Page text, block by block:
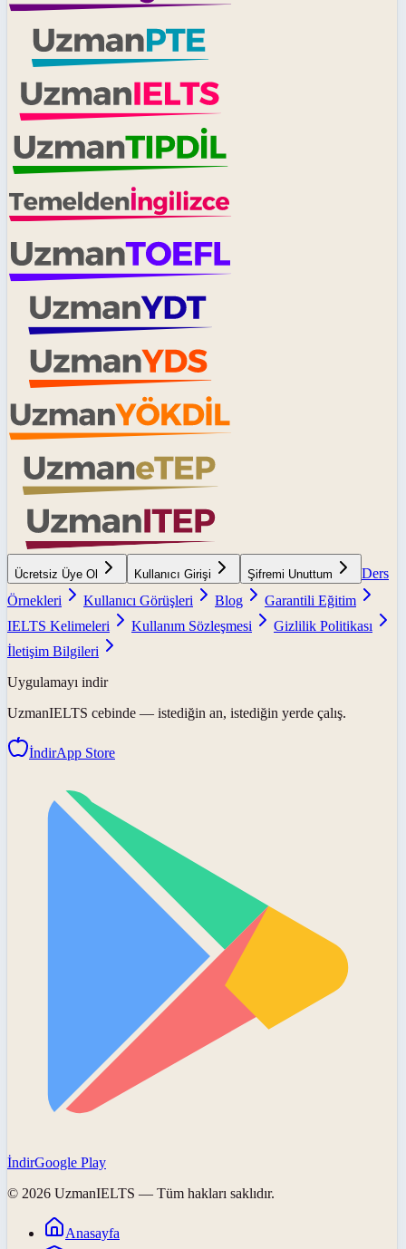
Ücretsiz Üye Ol Kullanıcı Girişi Şifremi Unuttum
Ders
Örnekleri
Kullanıcı Görüşleri Blog
Garantili Eğitim
IELTS Kelimeleri
Kullanım Sözleşmesi
Gizlilik Politikası
İletişim Bilgileri
Uygulamayı indir
UzmanIELTS cebinde — istediğin an, istediğin yerde çalış.
İndirApp Store
İndirGoogle Play
© 2026 UzmanIELTS — Tüm hakları saklıdır.
Anasayfa